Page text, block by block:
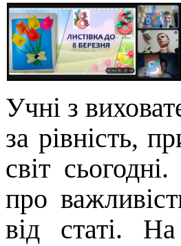
Учні з
за рівність,
світ
про
від статі.